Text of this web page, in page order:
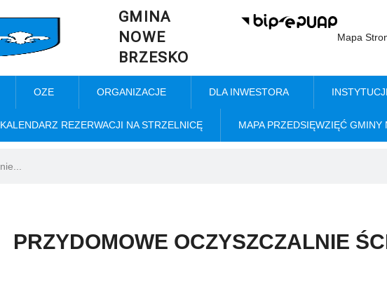
GMINA
NOWE
BRZESKO
Mapa
OZE ORGANIZACJE DLA INWESTORA
KALENDARZ REZERWACJI NA STRZELNICĘ MAPA PRZEDSIĘWZIĘĆ GMINY
PRZYDOMOWE OCZYSZCZALNIE